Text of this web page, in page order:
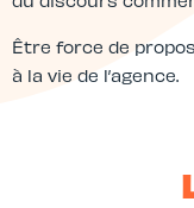
Être force de
à la vie de l’agence.